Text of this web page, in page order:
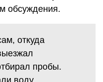
обсуждения.
откуда
пробы.
воду